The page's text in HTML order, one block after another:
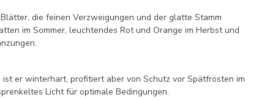
die feinen Verzweigungen und der glatte Stamm
im Sommer, leuchtendes Rot und Orange im Herbst und
er winterhart, profitiert aber von Schutz vor Spätfrösten im
Licht für optimale Bedingungen.